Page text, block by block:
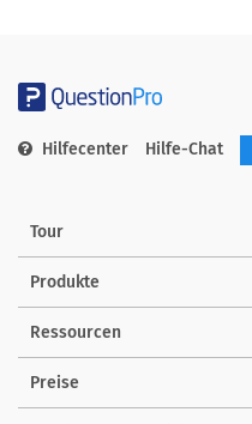
Hilfecenter Hilfe-Chat
Tour
Produkte
Ressourcen
Preise